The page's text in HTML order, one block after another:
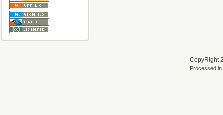
CopyRight
Processed in